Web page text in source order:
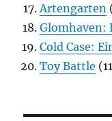
Artengarten
Glomhaven:
Cold Case:
Toy Battle